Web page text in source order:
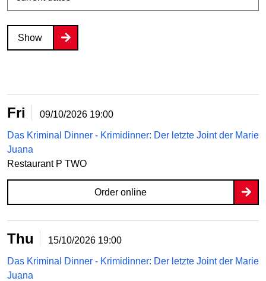
Show
Fri 09/10/2026 19:00
Das Kriminal Dinner - Krimidinner: Der letzte Joint der Marie
Juana
Restaurant P TWO
Order online
Thu 15/10/2026 19:00
Das Kriminal Dinner - Krimidinner: Der letzte Joint der Marie
Juana